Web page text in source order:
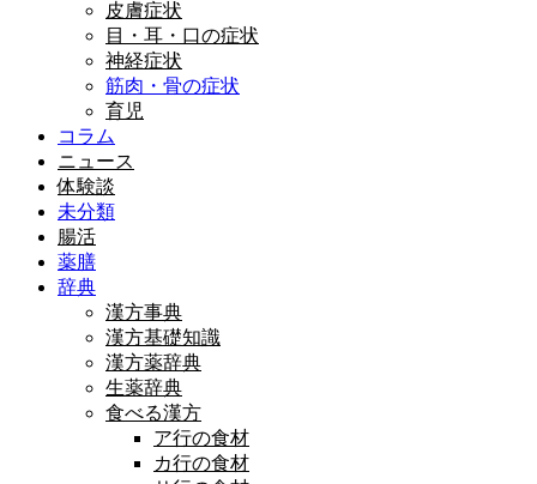
皮膚症状
目・耳・口の症状
神経症状
筋肉・骨の症状
育児
コラム
ニュース
体験談
未分類
腸活
薬膳
辞典
漢方事典
漢方基礎知識
漢方薬辞典
生薬辞典
食べる漢方
ア行の食材
カ行の食材